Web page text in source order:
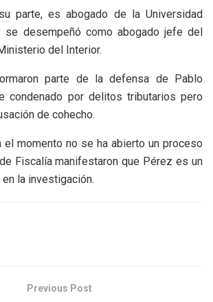
parte, es abogado de la Universidad
se desempeñó como abogado jefe del
del Interior.
parte de la defensa de Pablo
condenado por delitos tributarios pero
de cohecho.
el momento no se ha abierto un proceso
Fiscalía manifestaron que Pérez es un
la investigación.
Previous Post